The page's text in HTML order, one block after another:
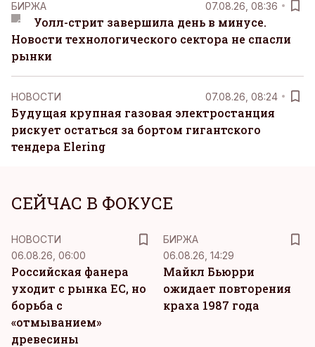
БИРЖА 07.08.26, 08:36
Уолл-стрит завершила день в минусе.
Новости технологического сектора не спасли
рынки
НОВОСТИ 07.08.26, 08:24
Будущая крупная газовая электростанция
рискует остаться за бортом гигантского
тендера Elering
СЕЙЧАС В ФОКУСЕ
НОВОСТИ
06.08.26, 06:00
Российская фанера
уходит с рынка ЕС, но
борьба с
«отмыванием»
древесины
БИРЖА
06.08.26, 14:29
Майкл Бьюрри
ожидает повторения
краха 1987 года